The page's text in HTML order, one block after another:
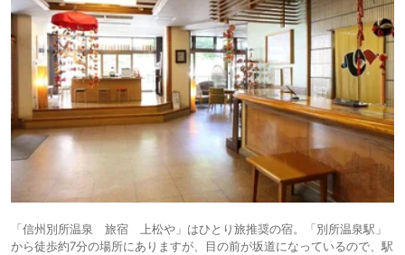
「信州別所温泉 旅宿 上松や」はひとり旅推奨の宿。「別所温泉駅」
から徒歩約7分の場所にありますが、目の前が坂道になっているので、駅